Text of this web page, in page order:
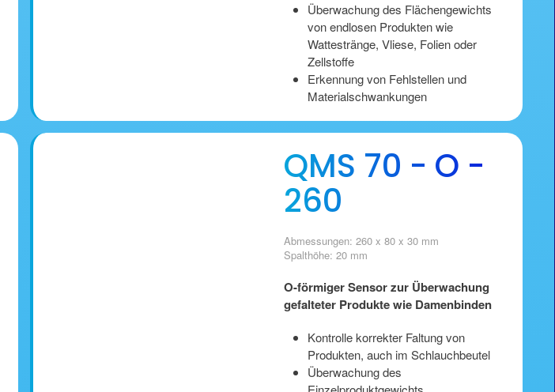
Überwachung des Flächengewichts
von endlosen Produkten wie
Wattestränge, Vliese, Folien oder
Zellstoffe
Erkennung von Fehlstellen und
Materialschwankungen
QMS 70 - O -
260
Abmessungen: 260 x 80 x 30 mm
Spalthöhe: 20 mm
O-förmiger Sensor zur Überwachung
gefalteter Produkte wie Damenbinden
Kontrolle korrekter Faltung von
Produkten, auch im Schlauchbeutel
Überwachung des